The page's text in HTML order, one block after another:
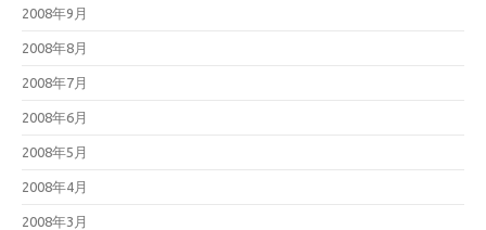
2008年9月
2008年8月
2008年7月
2008年6月
2008年5月
2008年4月
2008年3月